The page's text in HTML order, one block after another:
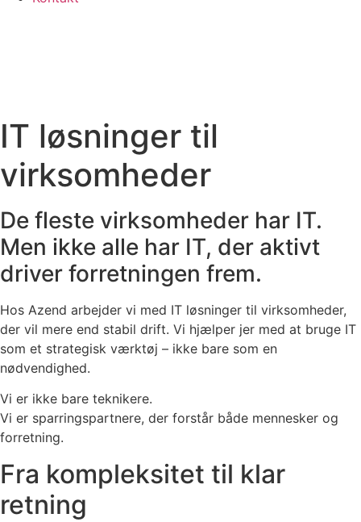
IT løsninger til
virksomheder
De fleste virksomheder har IT.
Men ikke alle har IT, der aktivt
driver forretningen frem.
Hos Azend arbejder vi med IT løsninger til virksomheder,
der vil mere end stabil drift. Vi hjælper jer med at bruge IT
som et strategisk værktøj – ikke bare som en
nødvendighed.
Vi er ikke bare teknikere.
Vi er sparringspartnere, der forstår både mennesker og
forretning.
Fra kompleksitet til klar
retning